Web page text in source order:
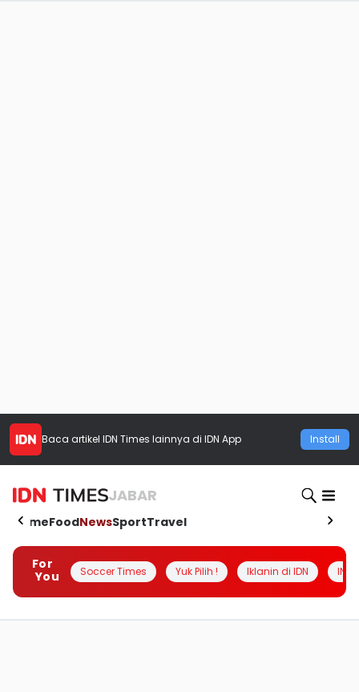
Baca artikel IDN Times lainnya di IDN App Install
JABAR
HomeFoodNewsSportTravel
For
You
Soccer Times Yuk Pilih ! Iklanin di IDN